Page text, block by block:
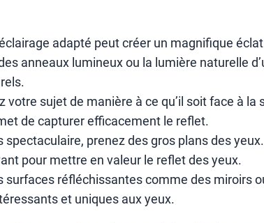
adapté peut créer un magnifique
anneaux lumineux ou la lumière naturelle
votre sujet de manière à ce qu’il soit face à la
de capturer efficacement le reflet.
prenez des gros plans des
pour mettre en valeur le reflet des yeux.
surfaces réfléchissantes comme des miroirs
et uniques aux yeux.